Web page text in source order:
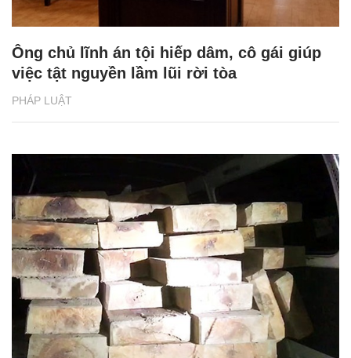
PHÁP LUẬT
Ông chủ lĩnh án tội hiếp dâm, cô gái giúp
việc tật nguyền lầm lũi rời tòa